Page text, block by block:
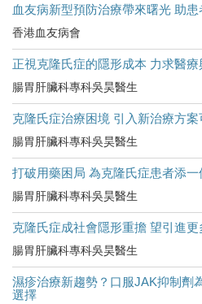
血友病新型預防治療帶來曙光 助
香港血友病會
正視克隆氏症的隱形成本 力求醫療
腸胃肝臟科專科吳昊醫生
克隆氏症治療困境 引入新治療方案
腸胃肝臟科專科吳昊醫生
打破用藥困局 為克隆氏症患者添一
腸胃肝臟科專科吳昊醫生
克隆氏症成社會隱形重擔 望引進
腸胃肝臟科專科吳昊醫生
濕疹治療新趨勢？口服JAK抑制劑
選擇